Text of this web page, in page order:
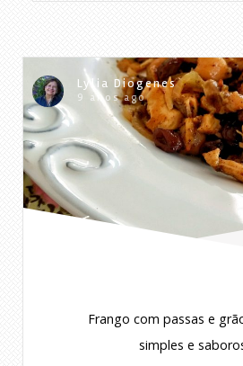
Lylia Diogenes
9 anos ago
Frango com passas e
simples e